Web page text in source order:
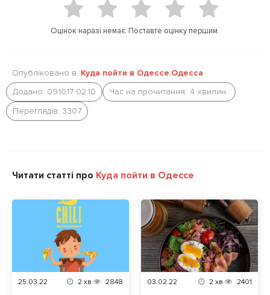
o
k
Оцінок наразі немає. Поставте оцінку першим.
Опубліковано в :Куда пойти в Одессе,Одесса
Додано: 09.10.17 02:10
Час на прочитання: 4 хвилин
Переглядів: 3307
Читати статті про Куда пойти в Одессе
25.03.22 2 хв 2848 03.02.22 2 хв 2401